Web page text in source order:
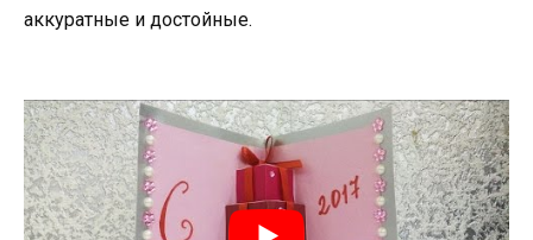
аккуратные и достойные.